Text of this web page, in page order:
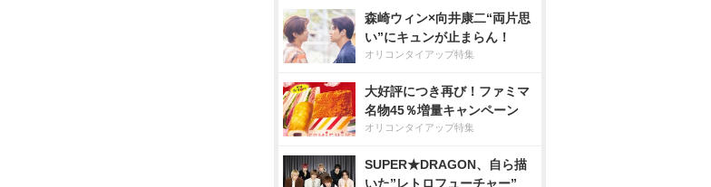
森崎ウィン×向井康二“両片思
い”にキュンが止まらん！
オリコンタイアップ特集
大好評につき再び！ファミマ
名物45％増量キャンペーン
オリコンタイアップ特集
SUPER★DRAGON、自ら描
いた”レトロフューチャー”